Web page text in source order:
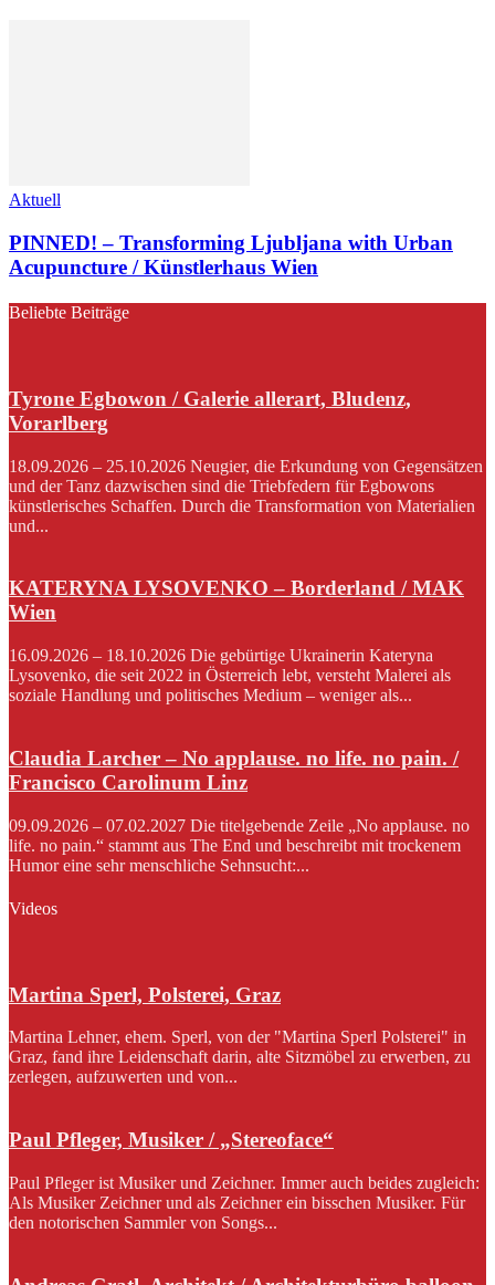
Aktuell
PINNED! – Transforming Ljubljana with Urban
Acupuncture / Künstlerhaus Wien
Beliebte Beiträge
Tyrone Egbowon / Galerie allerart, Bludenz,
Vorarlberg
18.09.2026 – 25.10.2026 Neugier, die Erkundung von Gegensätzen
und der Tanz dazwischen sind die Triebfedern für Egbowons
künstlerisches Schaffen. Durch die Transformation von Materialien
und...
KATERYNA LYSOVENKO – Borderland / MAK
Wien
16.09.2026 – 18.10.2026 Die gebürtige Ukrainerin Kateryna
Lysovenko, die seit 2022 in Österreich lebt, versteht Malerei als
soziale Handlung und politisches Medium – weniger als...
Claudia Larcher – No applause. no life. no pain. /
Francisco Carolinum Linz
09.09.2026 – 07.02.2027 Die titelgebende Zeile „No applause. no
life. no pain.“ stammt aus The End und beschreibt mit trockenem
Humor eine sehr menschliche Sehnsucht:...
Videos
Martina Sperl, Polsterei, Graz
Martina Lehner, ehem. Sperl, von der "Martina Sperl Polsterei" in
Graz, fand ihre Leidenschaft darin, alte Sitzmöbel zu erwerben, zu
zerlegen, aufzuwerten und von...
Paul Pfleger, Musiker / „Stereoface“
Paul Pfleger ist Musiker und Zeichner. Immer auch beides zugleich:
Als Musiker Zeichner und als Zeichner ein bisschen Musiker. Für
den notorischen Sammler von Songs...